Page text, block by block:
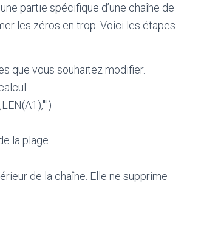
partie spécifique d’une chaîne de
les zéros en trop. Voici les étapes
que vous souhaitez modifier.
la plage.
de la chaîne. Elle ne supprime